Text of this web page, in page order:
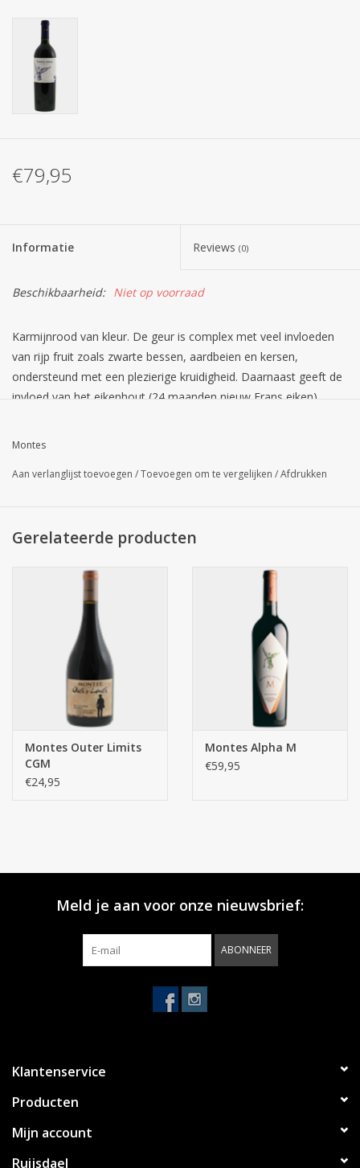
€79,95
Informatie Reviews (0)
Beschikbaarheid: Niet op voorraad
Karmijnrood van kleur. De geur is complex met veel invloeden
van rijp fruit zoals zwarte bessen, aardbeien en kersen,
ondersteund met een plezierige kruidigheid. Daarnaast geeft de
invloed van het eikenhout (24 maanden nieuw Frans eiken)
Korte omschrijving
Met Purple Angel heeft wijnmaker Aurelio Montes een nieuwe
Montes
Aan verlanglijst toevoegen /Toevoegen om te vergelijken /Afdrukken
Gerelateerde producten
Montes Outer Limits
CGM
€24,95
Montes Alpha M
€59,95
Meld je aan voor onze nieuwsbrief:
ABONNEER
Klantenservice
Producten
Mijn account
Ruijsdael